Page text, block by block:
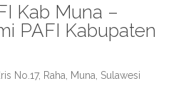
Kab Muna –
PAFI Kabupaten
No.17, Raha, Muna, Sulawesi